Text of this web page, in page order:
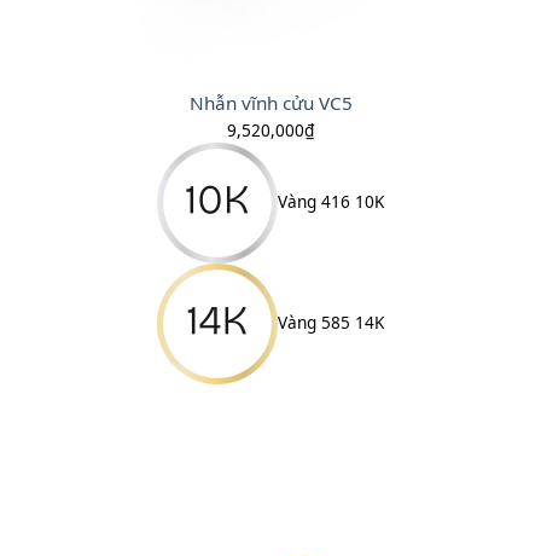
Nhẫn vĩnh cửu VC5
9,520,000₫
Vàng 416 10K
Vàng 585 14K